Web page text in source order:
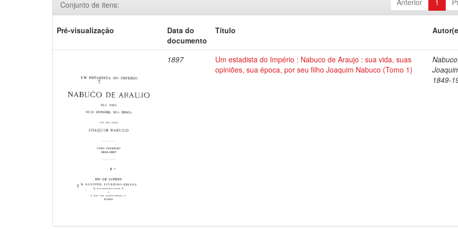
Anterior 1
Conjunto de itens:
Pré-visualização
Data do
documento
Título
1897
Um estadista do Império : Nabuco de Araujo : sua vida, suas
opiniões, sua época, por seu filho Joaquim Nabuco (Tomo 1)
Nabuco,
1849-